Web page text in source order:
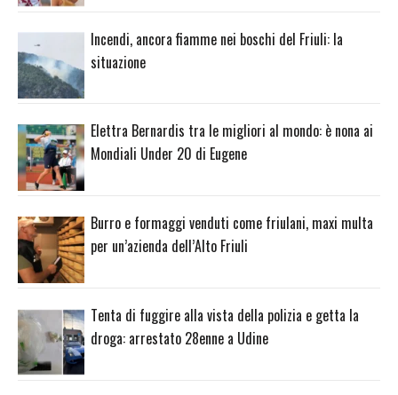
Incendi, ancora fiamme nei boschi del Friuli: la
situazione
Elettra Bernardis tra le migliori al mondo: è nona ai
Mondiali Under 20 di Eugene
Burro e formaggi venduti come friulani, maxi multa
per un’azienda dell’Alto Friuli
Tenta di fuggire alla vista della polizia e getta la
droga: arrestato 28enne a Udine